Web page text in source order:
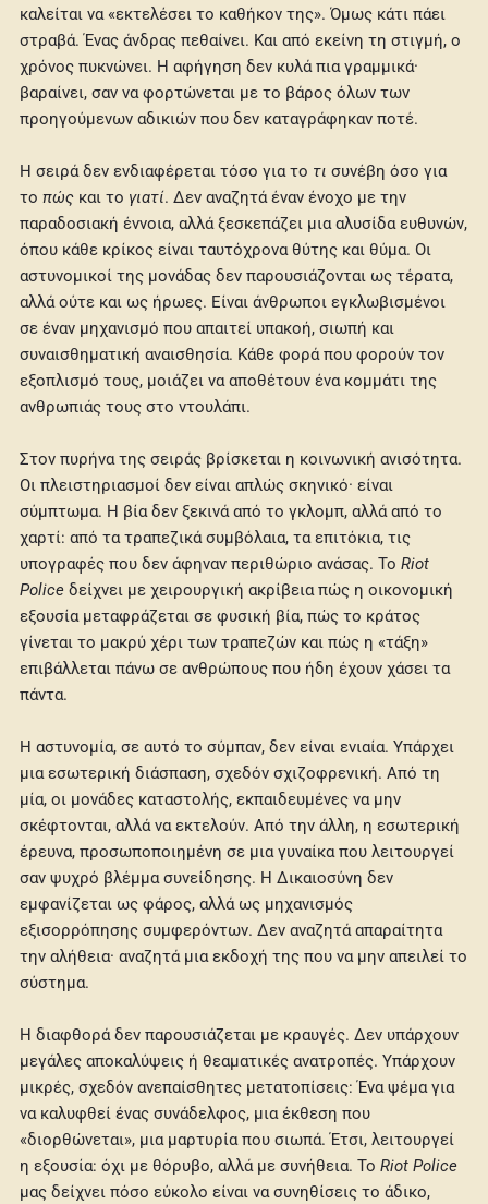
καλείται να «εκτελέσει το καθήκον της». Όμως κάτι πάει
στραβά. Ένας άνδρας πεθαίνει. Και από εκείνη τη στιγμή, ο
χρόνος πυκνώνει. Η αφήγηση δεν κυλά πια γραμμικά·
βαραίνει, σαν να φορτώνεται με το βάρος όλων των
προηγούμενων αδικιών που δεν καταγράφηκαν ποτέ.
Η σειρά δεν ενδιαφέρεται τόσο για το τι συνέβη όσο για
τοπώς και το γιατί. Δεν αναζητά έναν ένοχο με την
παραδοσιακή έννοια, αλλά ξεσκεπάζει μια αλυσίδα ευθυνών,
όπου κάθε κρίκος είναι ταυτόχρονα θύτης και θύμα. Οι
αστυνομικοί της μονάδας δεν παρουσιάζονται ως τέρατα,
αλλά ούτε και ως ήρωες. Είναι άνθρωποι εγκλωβισμένοι
σε έναν μηχανισμό που απαιτεί υπακοή, σιωπή και
συναισθηματική αναισθησία. Κάθε φορά που φορούν τον
εξοπλισμό τους, μοιάζει να αποθέτουν ένα κομμάτι της
ανθρωπιάς τους στο ντουλάπι.
Στον πυρήνα της σειράς βρίσκεται η κοινωνική ανισότητα.
Οι πλειστηριασμοί δεν είναι απλώς σκηνικό· είναι
σύμπτωμα. Η βία δεν ξεκινά από το γκλομπ, αλλά από το
χαρτί: από τα τραπεζικά συμβόλαια, τα επιτόκια, τις
υπογραφές που δεν άφηναν περιθώριο ανάσας. ΤοRiot
Police δείχνει με χειρουργική ακρίβεια πώς η οικονομική
εξουσία μεταφράζεται σε φυσική βία, πώς το κράτος
γίνεται το μακρύ χέρι των τραπεζών και πώς η «τάξη»
επιβάλλεται πάνω σε ανθρώπους που ήδη έχουν χάσει τα
πάντα.
Η αστυνομία, σε αυτό το σύμπαν, δεν είναι ενιαία. Υπάρχει
μια εσωτερική διάσπαση, σχεδόν σχιζοφρενική. Από τη
μία, οι μονάδες καταστολής, εκπαιδευμένες να μην
σκέφτονται, αλλά να εκτελούν. Από την άλλη, η εσωτερική
έρευνα, προσωποποιημένη σε μια γυναίκα που λειτουργεί
σαν ψυχρό βλέμμα συνείδησης. Η Δικαιοσύνη δεν
εμφανίζεται ως φάρος, αλλά ως μηχανισμός
εξισορρόπησης συμφερόντων. Δεν αναζητά απαραίτητα
την αλήθεια· αναζητά μια εκδοχή της που να μην απειλεί το
σύστημα.
Η διαφθορά δεν παρουσιάζεται με κραυγές. Δεν υπάρχουν
μεγάλες αποκαλύψεις ή θεαματικές ανατροπές. Υπάρχουν
μικρές, σχεδόν ανεπαίσθητες μετατοπίσεις: Ένα ψέμα για
να καλυφθεί ένας συνάδελφος, μια έκθεση που
«διορθώνεται», μια μαρτυρία που σιωπά. Έτσι, λειτουργεί
η εξουσία: όχι με θόρυβο, αλλά με συνήθεια. ΤοRiot Police
μας δείχνει πόσο εύκολο είναι να συνηθίσεις το άδικο,